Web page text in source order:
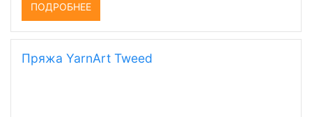
ПОДРОБНЕЕ
Пряжа YarnArt Tweed